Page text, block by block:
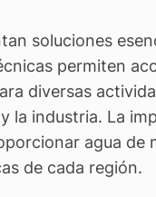
soluciones
permiten
diversas
la industria. La
agua de
de cada región.